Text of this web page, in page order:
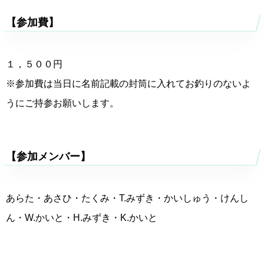
【参加費】
１，５００円
※参加費は当日に名前記載の封筒に入れてお釣りのないよ
うにご持参お願いします。
【参加メンバー】
あらた・あさひ・たくみ・T.みずき・かいしゅう・けんし
ん・W.かいと・H.みずき・K.かいと